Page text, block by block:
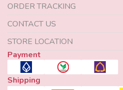
ORDER TRACKING
CONTACT US
STORE LOCATION
Payment
Shipping